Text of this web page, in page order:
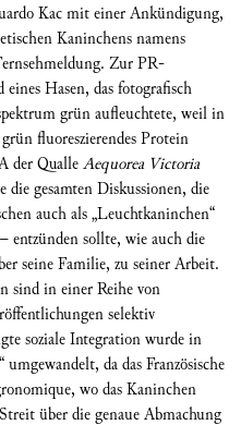
Kac mit einer Ankündigung,
Kaninchens namens
Zur PR-
Hasen, das fotografisch
grün aufleuchtete, weil in
fluoreszierendes Protein
der QualleAequorea Victoria
gesamten Diskussionen, die
auch als „Leuchtkaninchen“
entzünden sollte, wie auch die
seine Familie, zu seiner Arbeit.
sind in einer Reihe von
selektiv
soziale Integration wurde in
da das Französische
wo das Kaninchen
über die genaue Abmachung